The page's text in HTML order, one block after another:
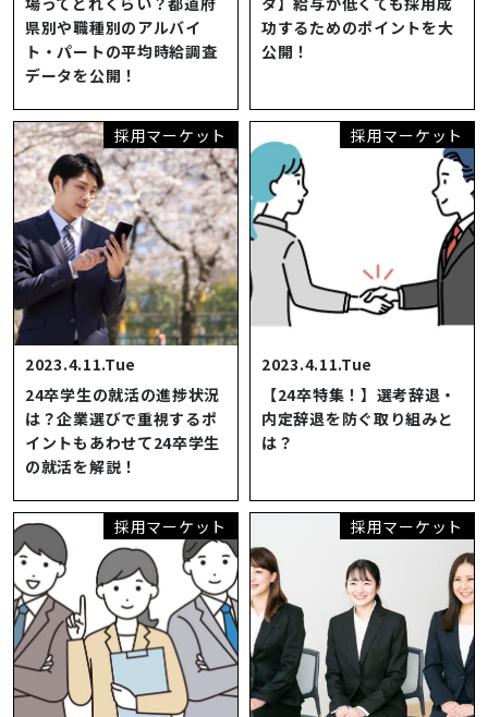
県別や職種別のアルバイ
ト・パートの平均時給調査
データを公開！
功するためのポイントを大
公開！
採用マーケット
2023.4.11.Tue
24卒学生の就活の進捗状況
は？企業選びで重視するポ
イントもあわせて24卒学生
の就活を解説！
採用マーケット
2023.4.11.Tue
【24卒特集！】選考辞退・
内定辞退を防ぐ取り組みと
は？
採用マーケット 採用マーケット